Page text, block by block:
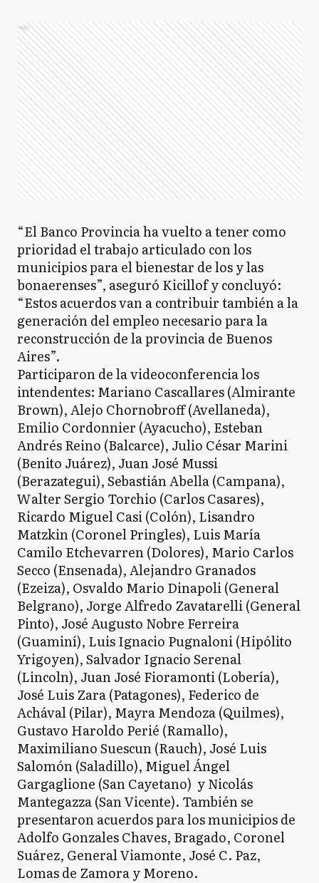
Ads
“El Banco Provincia ha vuelto a tener como
prioridad el trabajo articulado con los
municipios para el bienestar de los y las
bonaerenses”, aseguró Kicillof y concluyó:
“Estos acuerdos van a contribuir también a la
generación del empleo necesario para la
reconstrucción de la provincia de Buenos
Aires”.
Participaron de la videoconferencia los
intendentes: Mariano Cascallares (Almirante
Brown), Alejo Chornobroff (Avellaneda),
Emilio Cordonnier (Ayacucho), Esteban
Andrés Reino (Balcarce), Julio César Marini
(Benito Juárez), Juan José Mussi
(Berazategui), Sebastián Abella (Campana),
Walter Sergio Torchio (Carlos Casares),
Ricardo Miguel Casi (Colón), Lisandro
Matzkin (Coronel Pringles), Luis María
Camilo Etchevarren (Dolores), Mario Carlos
Secco (Ensenada), Alejandro Granados
(Ezeiza), Osvaldo Mario Dinapoli (General
Belgrano), Jorge Alfredo Zavatarelli (General
Pinto), José Augusto Nobre Ferreira
(Guaminí), Luis Ignacio Pugnaloni (Hipólito
Yrigoyen), Salvador Ignacio Serenal
(Lincoln), Juan José Fioramonti (Lobería),
José Luis Zara (Patagones), Federico de
Achával (Pilar), Mayra Mendoza (Quilmes),
Gustavo Haroldo Perié (Ramallo),
Maximiliano Suescun (Rauch), José Luis
Salomón (Saladillo), Miguel Ángel
Gargaglione (San Cayetano) y Nicolás
Mantegazza (San Vicente). También se
presentaron acuerdos para los municipios de
Adolfo Gonzales Chaves, Bragado, Coronel
Suárez, General Viamonte, José C. Paz,
Lomas de Zamora y Moreno.